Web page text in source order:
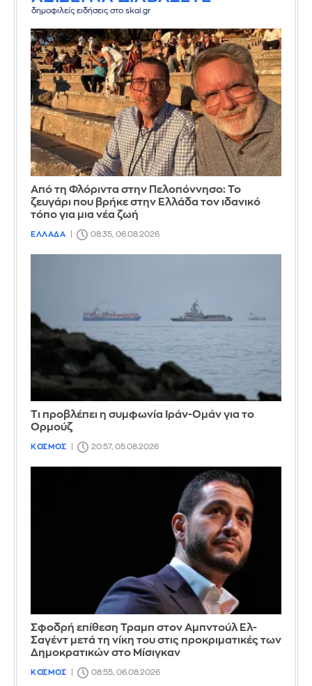
δημοφιλείς ειδήσεις στο skai.gr
Από τη Φλόριντα στην Πελοπόννησο: Το
ζευγάρι που βρήκε στην Ελλάδα τον ιδανικό
τόπο για μια νέα ζωή
ΕΛΛΑΔΑ 08:35, 06.08.2026
Τι προβλέπει η συμφωνία Ιράν-Ομάν για το
Ορμούζ
ΚΟΣΜΟΣ 20:57, 05.08.2026
Σφοδρή επίθεση Τραμπ στον Αμπντούλ Ελ-
Σαγέντ μετά τη νίκη του στις προκριματικές των
Δημοκρατικών στο Μίσιγκαν
ΚΟΣΜΟΣ 08:55, 06.08.2026